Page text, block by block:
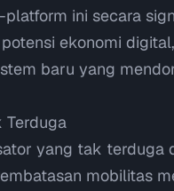
ini secara
ekonomi
baru yang
Terduga
yang tak terduga
mobilitas